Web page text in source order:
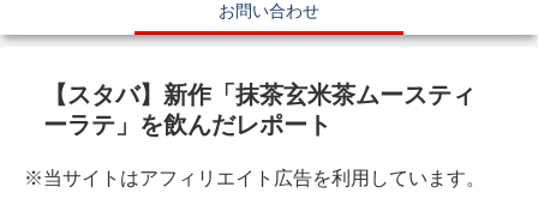
お問い合わせ
【スタバ】新作「抹茶玄米茶ムースティ
ーラテ」を飲んだレポート
※当サイトはアフィリエイト広告を利用しています。